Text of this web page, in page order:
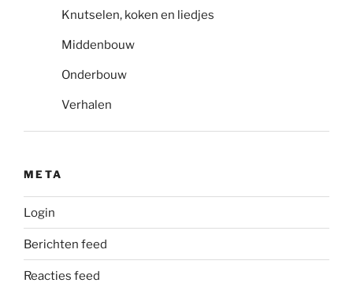
Knutselen, koken en liedjes
Middenbouw
Onderbouw
Verhalen
META
Login
Berichten feed
Reacties feed